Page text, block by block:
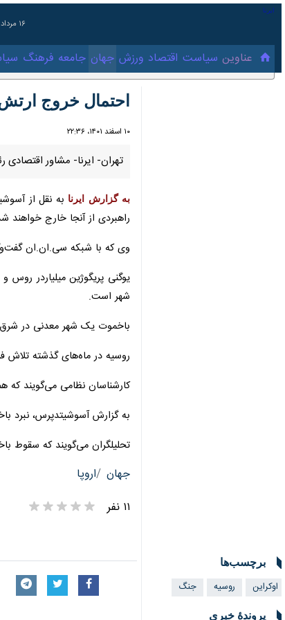
۱۶ مرداد ۱۴۰۵
عناوین‌ سیاست اقتصاد ورزش جهان جامعه فرهنگ
احتمال خروج ارتش
۱۰ اسفند ۱۴۰۱، ۲۲:۳۶
تهران- ایرنا- مشاور
به گزارش ایرنابه نقل از
راهبردی از آنجا خارج خواهند
وی که با شبکه سی.ان.ان
یوگنی پریگوژین میلیاردر
است.
باخموت یک شهر معدنی در شرق
روسیه در ماه‌های گذشته تلاش
کارشناسان نظامی می‌گویند که
به گزارش آسوشیتدپرس، نبرد
تحلیلگران می‌گویند که سقوط
جهان اروپا
۱۱ نفر
برچسب‌ها
اوکراین روسیه جنگ
پروندهٔ خبری